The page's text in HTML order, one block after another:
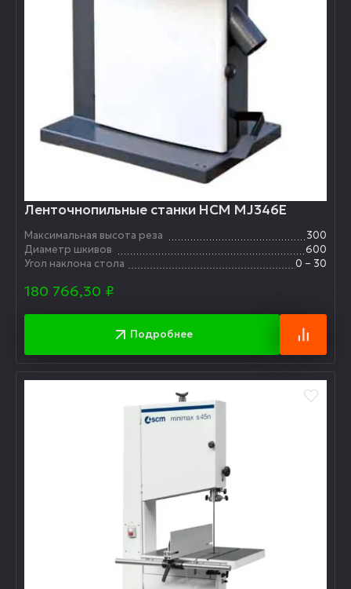
Ленточнопильные станки HCM MJ346E
Максимальная высота реза
300
Диаметр шкивов
600
Угол наклона стола
0 – 30
180 766,30 ₽
Подробнее